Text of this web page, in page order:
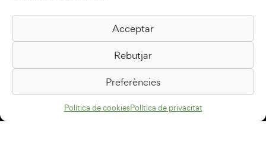
Acceptar
Rebutjar
Preferències
Política de cookiesPolítica de privacitat
Biblioteca Pilarin Bayés
Passeig de la Generalitat, 1
08500 Vic